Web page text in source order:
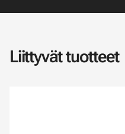
Liittyvät tuotteet